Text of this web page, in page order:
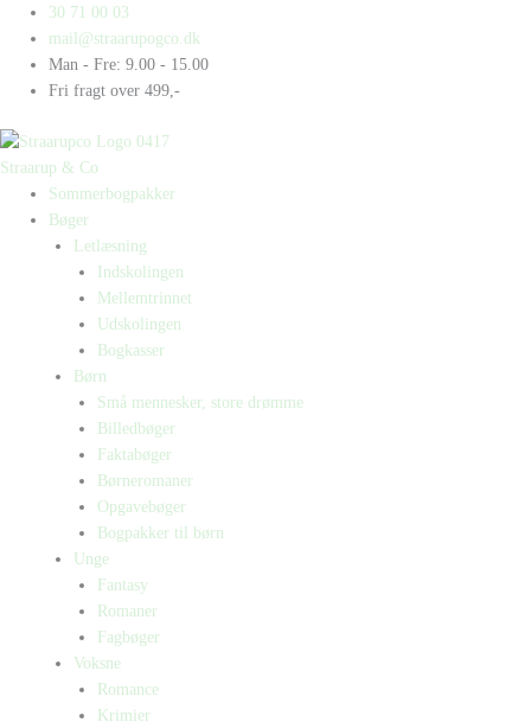
indholdet
30 71 00 03
mail@straarupogco.dk
Man - Fre: 9.00 - 15.00
Fri fragt over 499,-
Straarup & Co
Sommerbogpakker
Bøger
Letlæsning
Indskolingen
Mellemtrinnet
Udskolingen
Bogkasser
Børn
Små mennesker, store drømme
Billedbøger
Faktabøger
Børneromaner
Opgavebøger
Bogpakker til børn
Unge
Fantasy
Romaner
Fagbøger
Voksne
Romance
Krimier
Products
search
Products
search